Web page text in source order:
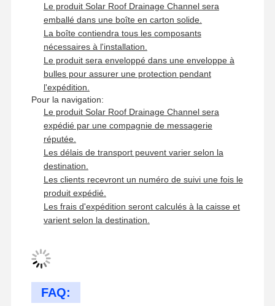
Le produit Solar Roof Drainage Channel sera
emballé dans une boîte en carton solide.
La boîte contiendra tous les composants
nécessaires à l'installation.
Le produit sera enveloppé dans une enveloppe à
bulles pour assurer une protection pendant
l'expédition.
Pour la navigation:
Le produit Solar Roof Drainage Channel sera
expédié par une compagnie de messagerie
réputée.
Les délais de transport peuvent varier selon la
destination.
Les clients recevront un numéro de suivi une fois le
produit expédié.
Les frais d'expédition seront calculés à la caisse et
varient selon la destination.
FAQ: